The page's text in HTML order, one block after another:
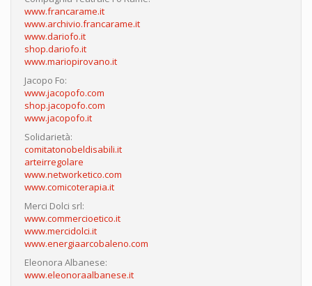
www.francarame.it
www.archivio.francarame.it
www.dariofo.it
shop.dariofo.it
www.mariopirovano.it
Jacopo Fo:
www.jacopofo.com
shop.jacopofo.com
www.jacopofo.it
Solidarietà:
comitatonobeldisabili.it
arteirregolare
www.networketico.com
www.comicoterapia.it
Merci Dolci srl:
www.commercioetico.it
www.mercidolci.it
www.energiaarcobaleno.com
Eleonora Albanese:
www.eleonoraalbanese.it